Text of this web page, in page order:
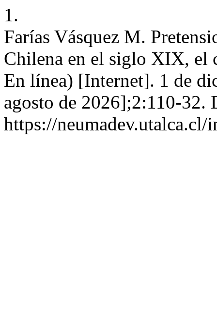
1.
Farías Vásquez M.
Chilena en el siglo XIX, el
En línea) [Internet]. 1 de
agosto de 2026];2:110-32.
https://